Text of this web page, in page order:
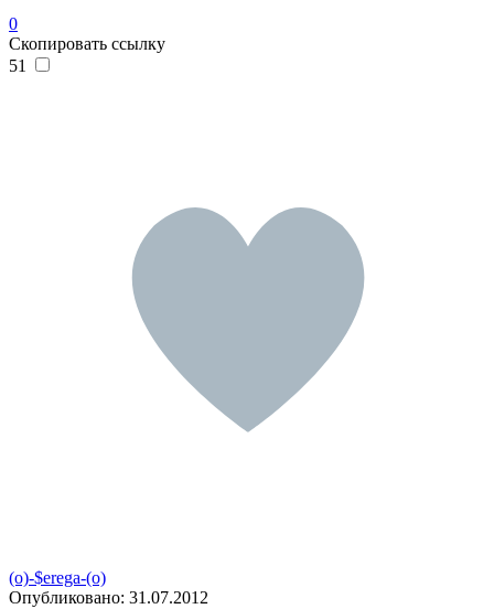
0
Скопировать ссылку
51
(o)-$erega-(o)
Опубликовано: 31.07.2012